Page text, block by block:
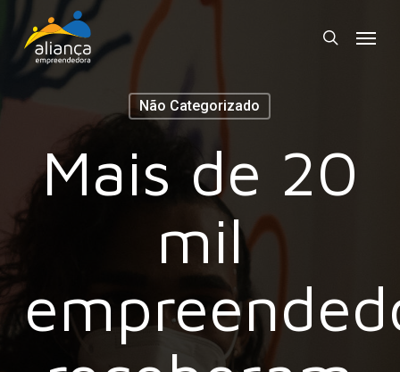
main
content
search
Não Categorizado
Mais de 20
mil